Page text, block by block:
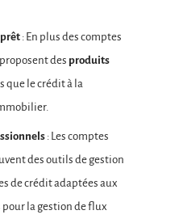
prêt : En plus des comptes
des produits
que le crédit à la
: Les comptes
des outils de gestion
de crédit adaptées aux
la gestion de flux